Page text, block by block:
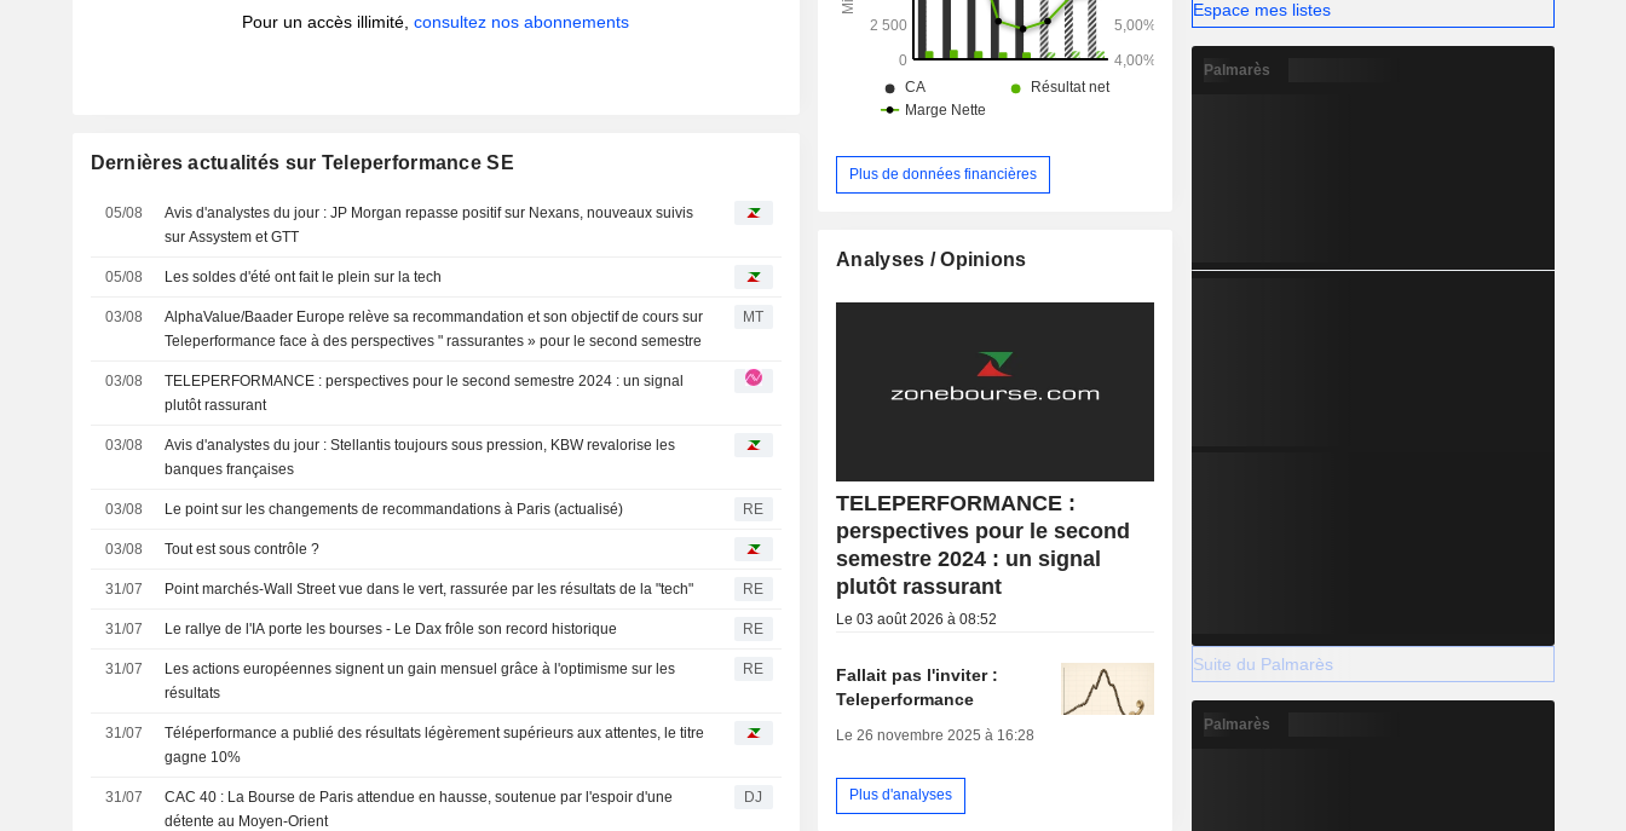
Pour un accès illimité,consultez nos abonnements
Dernières actualités sur Teleperformance SE
05/08
Avis d'analystes du jour : JP Morgan repasse positif sur Nexans, nouveaux suivis
sur Assystem et GTT
05/08 Les soldes d'été ont fait le plein sur la tech
03/08
AlphaValue/Baader Europe relève sa recommandation et son objectif de cours sur
Teleperformance face à des perspectives " rassurantes » pour le second semestre
MT
03/08
TELEPERFORMANCE : perspectives pour le second semestre 2024 : un signal
plutôt rassurant
03/08
Avis d'analystes du jour : Stellantis toujours sous pression, KBW revalorise les
banques françaises
03/08 Le point sur les changements de recommandations à Paris (actualisé) RE
03/08 Tout est sous contrôle ?
31/07 Point marchés-Wall Street vue dans le vert, rassurée par les résultats de la "tech" RE
31/07 Le rallye de l'IA porte les bourses - Le Dax frôle son record historique RE
31/07
Les actions européennes signent un gain mensuel grâce à l'optimisme sur les
résultats
RE
31/07
Téléperformance a publié des résultats légèrement supérieurs aux attentes, le titre
gagne 10%
31/07
CAC 40 : La Bourse de Paris attendue en hausse, soutenue par l'espoir d'une
détente au Moyen-Orient
DJ
gouvernementaux (40%), télécommunications
(12%) et distribution (7%).
Plus de données financières
Analyses / Opinions
TELEPERFORMANCE :
perspectives pour le second
semestre 2024 : un signal
plutôt rassurant
Le 03 août 2026 à 08:52
Fallait pas l'inviter :
Teleperformance
Le 26 novembre 2025 à 16:28
Plus d'analyses
Espace mes listes
Palmarès
Suite du Palmarès
Palmarès